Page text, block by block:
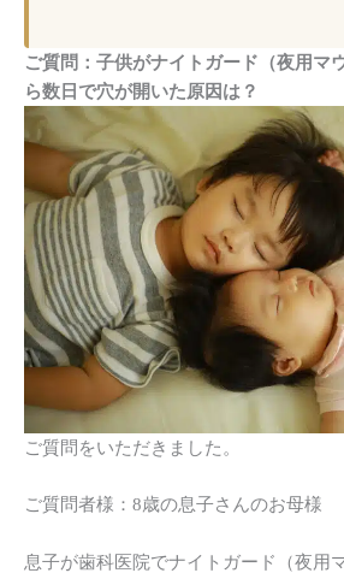
ご質問：子供がナイトガード（夜用マ
ら数日で穴が開いた原因は？
ご質問をいただきました。
ご質問者様：8歳の息子さんのお母様
息子が歯科医院でナイトガード（夜用